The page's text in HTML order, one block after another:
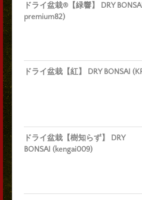
ドライ盆栽®【緑響】 DRY
premium82)
ドライ盆栽【紅】 DRY BONSAI
ドライ盆栽【樹知らず】 DRY
BONSAI (kengai009)